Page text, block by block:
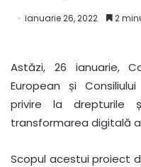
ianuarie 26, 2022 2
Astăzi, 26 ianuarie,
European și
privire la drepturile
transformarea digitală a
Scopul acestui proiect